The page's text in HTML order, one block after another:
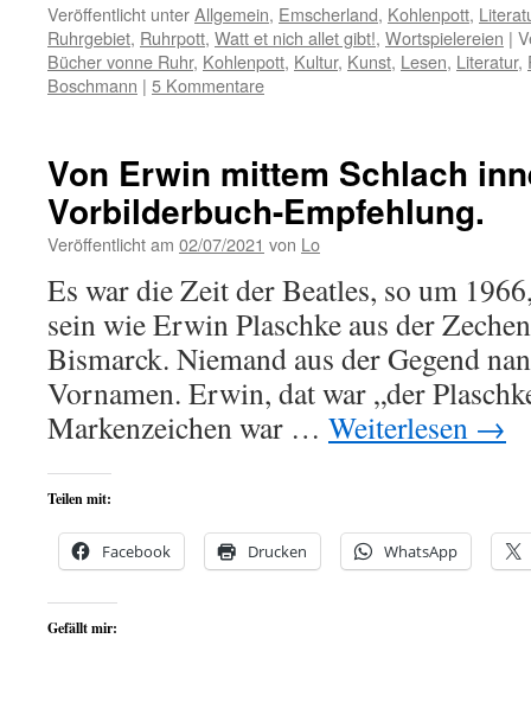
Veröffentlicht unterAllgemein, Emscherland, Kohlenpott,
Ruhrgebiet, Ruhrpott, Watt et nich allet gibt!, Wortspielereien |
Bücher vonne Ruhr, Kohlenpott, Kultur, Kunst, Lesen, Literatur,
Boschmann | 5 Kommentare
Von Erwin mittem Schlach
Vorbilderbuch-Empfehlung.
Veröffentlicht am 02/07/2021 von Lo
Es war die Zeit der Beatles, so um
sein wie Erwin Plaschke aus der
Bismarck. Niemand aus der Gegend
Vornamen. Erwin, dat war „der
Markenzeichen war … Weiterlesen →
Teilen mit:
Facebook Drucken WhatsApp
Gefällt mir: